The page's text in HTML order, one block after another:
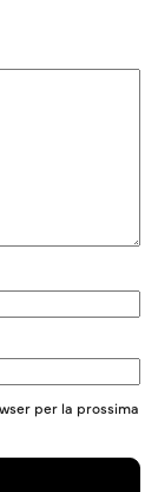
per la prossima